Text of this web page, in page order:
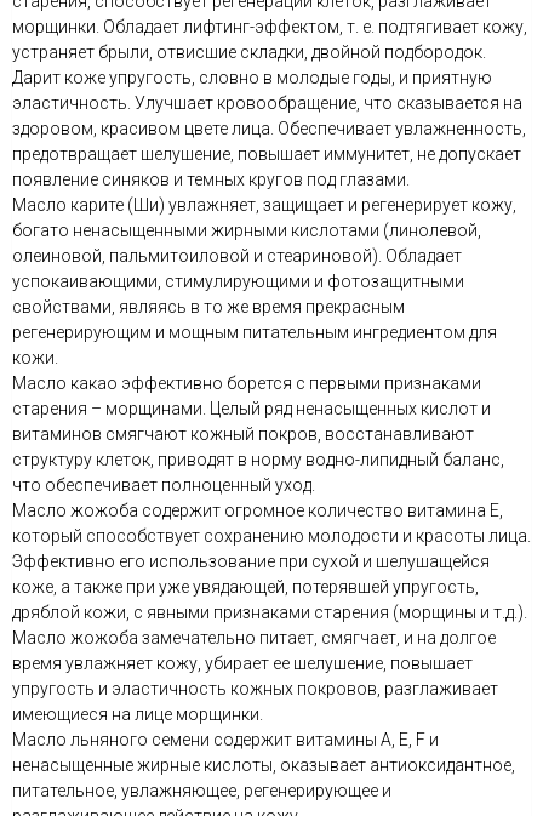
морщинки. Обладает лифтинг-эффектом, т. е. подтягивает кожу,
устраняет брыли, отвисшие складки, двойной подбородок.
Дарит коже упругость, словно в молодые годы, и приятную
эластичность. Улучшает кровообращение, что сказывается на
здоровом, красивом цвете лица. Обеспечивает увлажненность,
предотвращает шелушение, повышает иммунитет, не допускает
появление синяков и темных кругов под глазами.
Масло карите (Ши) увлажняет, защищает и регенерирует кожу,
богато ненасыщенными жирными кислотами (линолевой,
олеиновой, пальмитоиловой и стеариновой). Обладает
успокаивающими, стимулирующими и фотозащитными
свойствами, являясь в то же время прекрасным
регенерирующим и мощным питательным ингредиентом для
кожи.
Масло какао эффективно борется с первыми признаками
старения – морщинами. Целый ряд ненасыщенных кислот и
витаминов смягчают кожный покров, восстанавливают
структуру клеток, приводят в норму водно-липидный баланс,
что обеспечивает полноценный уход.
Масло жожоба содержит огромное количество витамина E,
который способствует сохранению молодости и красоты лица.
Эффективно его использование при сухой и шелушащейся
коже, а также при уже увядающей, потерявшей упругость,
дряблой кожи, с явными признаками старения (морщины и т.д.).
Масло жожоба замечательно питает, смягчает, и на долгое
время увлажняет кожу, убирает ее шелушение, повышает
упругость и эластичность кожных покровов, разглаживает
имеющиеся на лице морщинки.
Масло льняного семени содержит витамины A, E, F и
ненасыщенные жирные кислоты, оказывает антиоксидантное,
питательное, увлажняющее, регенерирующее и